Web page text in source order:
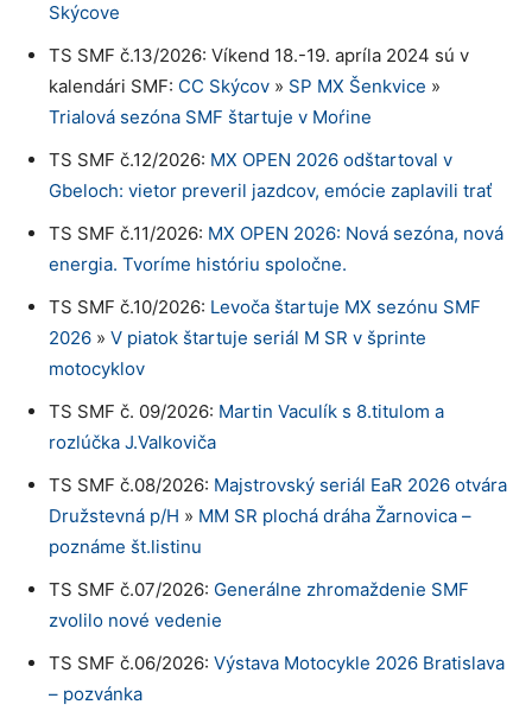
Skýcove
TS SMF č.13/2026: Víkend 18.-19. apríla 2024 sú v
kalendári SMF: CC Skýcov » SP MX Šenkvice »
Trialová sezóna SMF štartuje v Moŕine
TS SMF č.12/2026: MX OPEN 2026 odštartoval v
Gbeloch: vietor preveril jazdcov, emócie zaplavili trať
TS SMF č.11/2026: MX OPEN 2026: Nová sezóna, nová
energia. Tvoríme históriu spoločne.
TS SMF č.10/2026: Levoča štartuje MX sezónu SMF
2026 » V piatok štartuje seriál M SR v šprinte
motocyklov
TS SMF č. 09/2026: Martin Vaculík s 8.titulom a
rozlúčka J.Valkoviča
TS SMF č.08/2026: Majstrovský seriál EaR 2026 otvára
Družstevná p/H » MM SR plochá dráha Žarnovica –
poznáme št.listinu
TS SMF č.07/2026: Generálne zhromaždenie SMF
zvolilo nové vedenie
TS SMF č.06/2026: Výstava Motocykle 2026 Bratislava
– pozvánka